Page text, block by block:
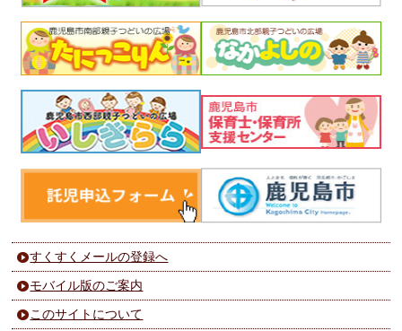
すくすくメールの登録へ
モバイル版のご案内
このサイトについて